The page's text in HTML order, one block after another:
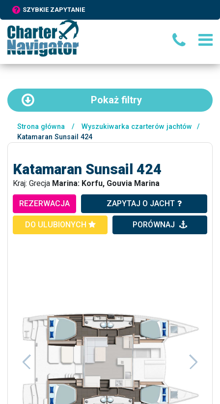
SZYBKIE ZAPYTANIE
Pokaż filtry
Strona główna / Wyszukiwarka czarterów jachtów
/
Katamaran Sunsail 424
Katamaran Sunsail 424
Kraj: Grecja Marina: Korfu, Gouvia Marina
REZERWACJA ZAPYTAJ O JACHT
DO ULUBIONYCH PORÓWNAJ